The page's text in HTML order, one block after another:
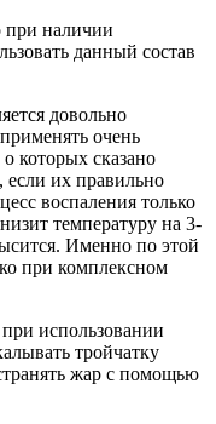
при наличии
данный состав
довольно
очень
которых сказано
если их правильно
воспаления только
температуру на 3-
Именно по этой
при комплексном
использовании
тройчатку
жар с помощью